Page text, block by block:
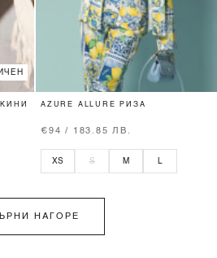
AZURE ALLURE РИЗА
€94 / 183.85 ЛВ.
XS S M
НАГОРЕ